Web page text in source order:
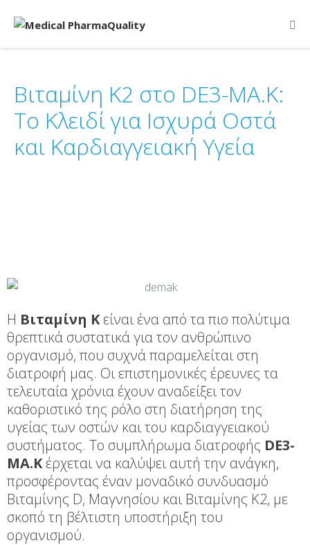
Βιταμίνη Κ2 στο DE3-MA.K:
Το Κλειδί για Ισχυρά Οστά
και Καρδιαγγειακή Υγεία
Η Βιταμίνη Κείναι ένα από τα πιο πολύτιμα
θρεπτικά συστατικά για τον ανθρώπινο
οργανισμό, που συχνά παραμελείται στη
διατροφή μας. Οι επιστημονικές έρευνες τα
τελευταία χρόνια έχουν αναδείξει τον
καθοριστικό της ρόλο στη διατήρηση της
υγείας των οστών και του καρδιαγγειακού
συστήματος. Το συμπλήρωμα διατροφής DE3-
MA.Kέρχεται να καλύψει αυτή την ανάγκη,
προσφέροντας έναν μοναδικό συνδυασμό
Βιταμίνης D, Μαγνησίου και Βιταμίνης Κ2, με
σκοπό τη βέλτιστη υποστήριξη του
οργανισμού.